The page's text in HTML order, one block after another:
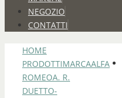
NEGOZIO
CONTATTI
HOME
PRODOTTIMARCAALFA
ROMEOA. R.
DUETTO-